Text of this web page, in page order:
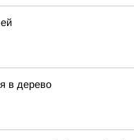
в дерево